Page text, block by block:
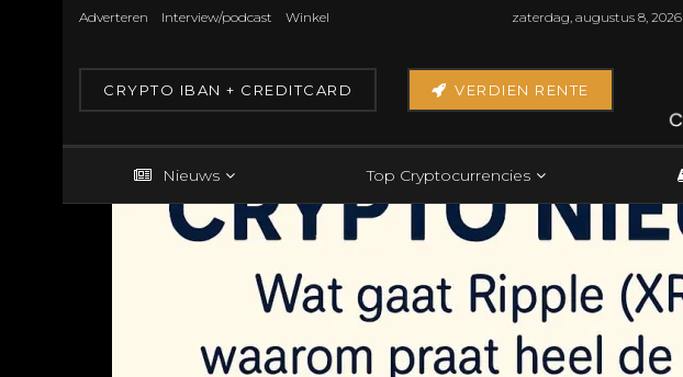
Adverteren Interview/podcast Winkel zaterdag, augustus 8, 2026
CRYPTO IBAN + CREDITCARD VERDIEN RENTE
Nieuws Top Cryptocurrencies